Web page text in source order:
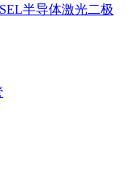
半导体激光二极